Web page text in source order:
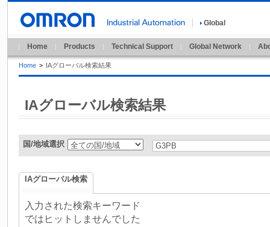
Global
Home Products Technical Support Global Network
Home > IAグローバル検索結果
IAグローバル検索結果
国/地域選択
IAグローバル検索
入力された検索キーワード
ではヒットしませんでした